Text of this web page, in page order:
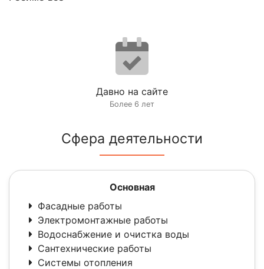
Давно на сайте
Более 6 лет
Сфера деятельности
Основная
Фасадные работы
Электромонтажные работы
Водоснабжение и очистка воды
Сантехнические работы
Системы отопления